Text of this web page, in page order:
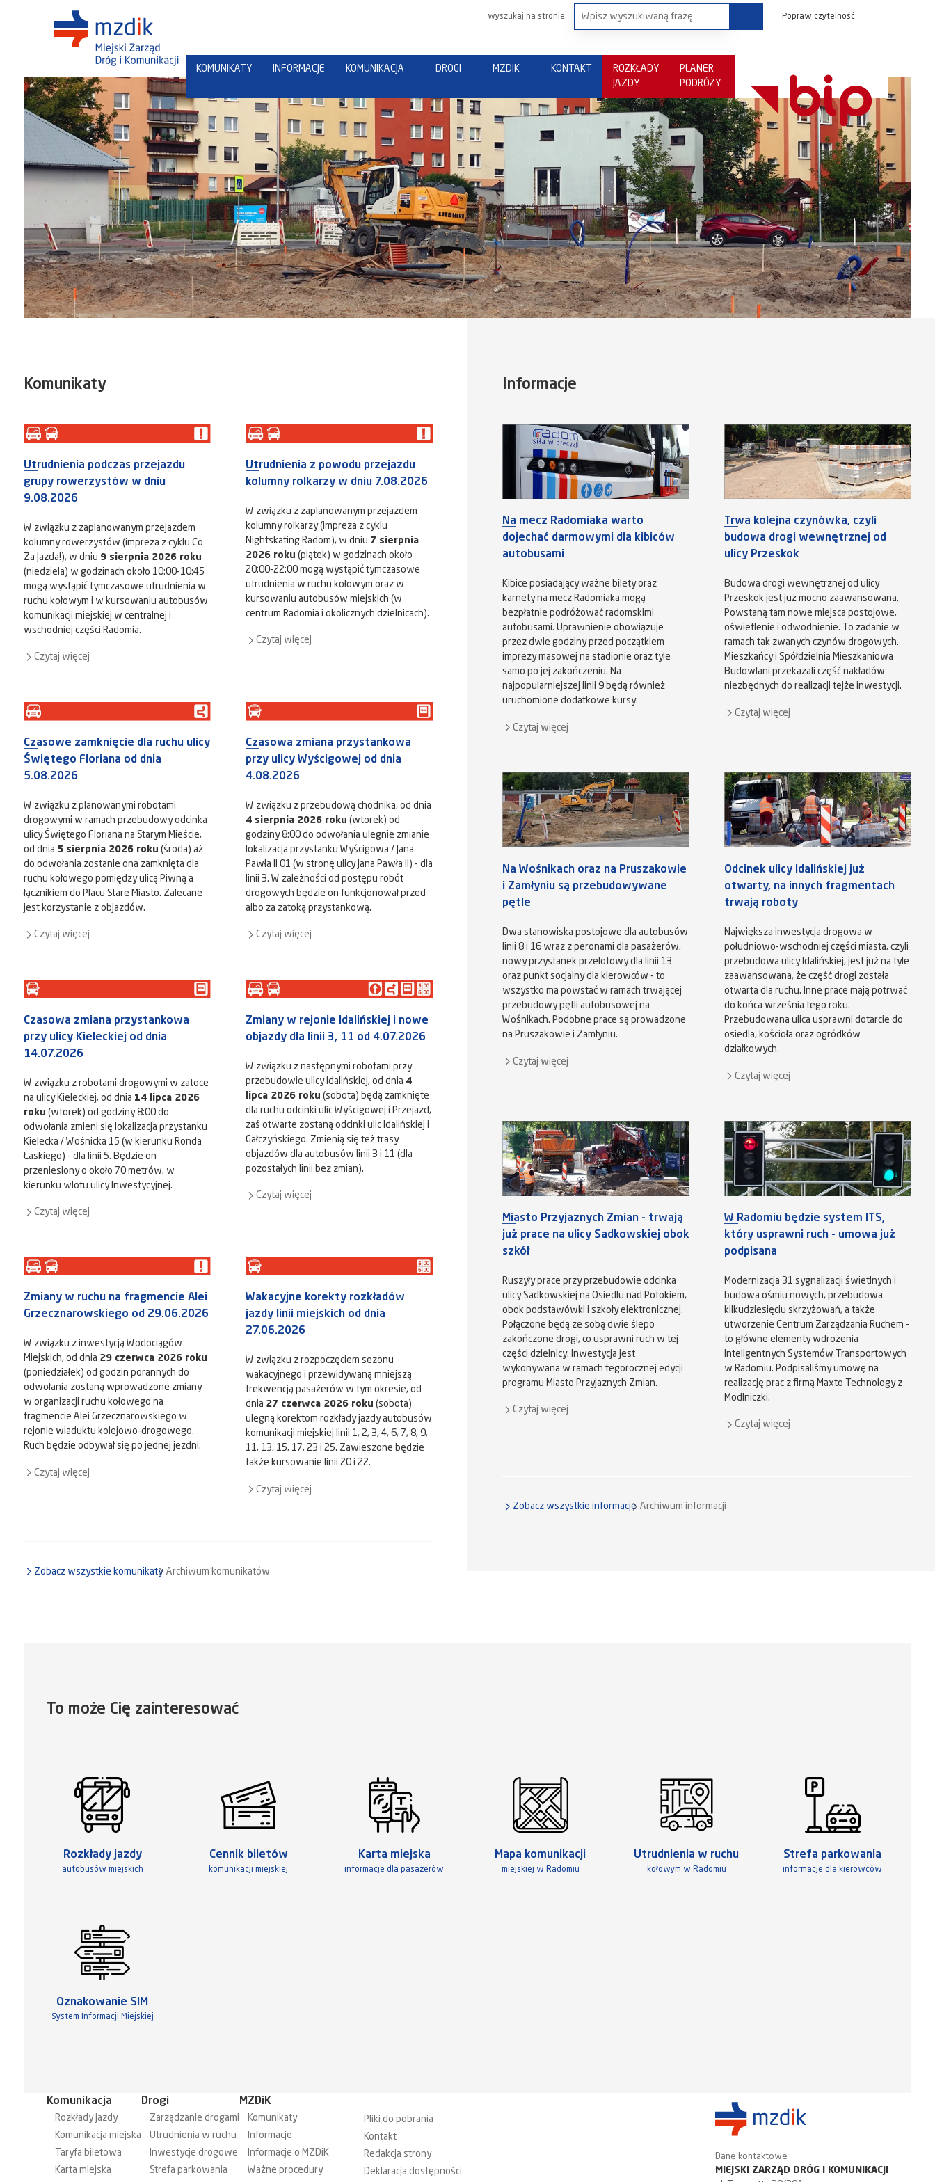
Popraw czytelność
KOMUNIKATY INFORMACJE KOMUNIKACJA DROGI MZDIK KONTAKT
ROZKŁADY
JAZDY
PLANER
PODRÓŻY
wyszukaj na stronie:
Komunikaty
Utrudnienia podczas przejazdu
grupy rowerzystów w dniu
9.08.2026
W związku z zaplanowanym przejazdem
kolumny rowerzystów (impreza z cyklu Co
Za Jazda!), w dniu 9 sierpnia 2026 roku
(niedziela) w godzinach około 10:00-10:45
mogą wystąpić tymczasowe utrudnienia w
ruchu kołowym i w kursowaniu autobusów
komunikacji miejskiej w centralnej i
wschodniej części Radomia.
Czytaj więcej
Utrudnienia z powodu przejazdu
kolumny rolkarzy w dniu 7.08.2026
W związku z zaplanowanym przejazdem
kolumny rolkarzy (impreza z cyklu
Nightskating Radom), w dniu 7 sierpnia
2026 roku (piątek) w godzinach około
20:00-22:00 mogą wystąpić tymczasowe
utrudnienia w ruchu kołowym oraz w
kursowaniu autobusów miejskich (w
centrum Radomia i okolicznych dzielnicach).
Czytaj więcej
Czasowe zamknięcie dla ruchu ulicy
Świętego Floriana od dnia
5.08.2026
W związku z planowanymi robotami
drogowymi w ramach przebudowy odcinka
ulicy Świętego Floriana na Starym Mieście,
od dnia 5 sierpnia 2026 roku (środa) aż
do odwołania zostanie ona zamknięta dla
ruchu kołowego pomiędzy ulicą Piwną a
łącznikiem do Placu Stare Miasto. Zalecane
jest korzystanie z objazdów.
Czytaj więcej
Czasowa zmiana przystankowa
przy ulicy Wyścigowej od dnia
4.08.2026
W związku z przebudową chodnika, od dnia
4 sierpnia 2026 roku (wtorek) od
godziny 8:00 do odwołania ulegnie zmianie
lokalizacja przystanku Wyścigowa / Jana
Pawła II 01 (w stronę ulicy Jana Pawła II) - dla
linii 3. W zależności od postępu robót
drogowych będzie on funkcjonował przed
albo za zatoką przystankową.
Czytaj więcej
Czasowa zmiana przystankowa
przy ulicy Kieleckiej od dnia
14.07.2026
W związku z robotami drogowymi w zatoce
na ulicy Kieleckiej, od dnia 14 lipca 2026
roku (wtorek) od godziny 8:00 do
odwołania zmieni się lokalizacja przystanku
Kielecka / Wośnicka 15 (w kierunku Ronda
Łaskiego) - dla linii 5. Będzie on
przeniesiony o około 70 metrów, w
kierunku wlotu ulicy Inwestycyjnej.
Czytaj więcej
Zmiany w rejonie Idalińskiej i nowe
objazdy dla linii 3, 11 od 4.07.2026
W związku z następnymi robotami przy
przebudowie ulicy Idalińskiej, od dnia 4
lipca 2026 roku (sobota) będą zamknięte
dla ruchu odcinki ulic Wyścigowej i Przejazd,
zaś otwarte zostaną odcinki ulic Idalińskiej i
Gałczyńskiego. Zmienią się też trasy
objazdów dla autobusów linii 3 i 11 (dla
pozostałych linii bez zmian).
Czytaj więcej
Zmiany w ruchu na fragmencie Alei
Grzecznarowskiego od 29.06.2026
W związku z inwestycją Wodociągów
Miejskich, od dnia 29 czerwca 2026 roku
(poniedziałek) od godzin porannych do
odwołania zostaną wprowadzone zmiany
w organizacji ruchu kołowego na
fragmencie Alei Grzecznarowskiego w
rejonie wiaduktu kolejowo-drogowego.
Ruch będzie odbywał się po jednej jezdni.
Czytaj więcej
Wakacyjne korekty rozkładów
jazdy linii miejskich od dnia
27.06.2026
W związku z rozpoczęciem sezonu
wakacyjnego i przewidywaną mniejszą
frekwencją pasażerów w tym okresie, od
dnia 27 czerwca 2026 roku (sobota)
ulegną korektom rozkłady jazdy autobusów
komunikacji miejskiej linii 1, 2, 3, 4, 6, 7, 8, 9,
11, 13, 15, 17, 23 i 25. Zawieszone będzie
także kursowanie linii 20 i 22.
Czytaj więcej
Zobacz wszystkie komunikaty Archiwum komunikatów
Informacje
Na mecz Radomiaka warto
dojechać darmowymi dla kibiców
autobusami
Kibice posiadający ważne bilety oraz
karnety na mecz Radomiaka mogą
bezpłatnie podróżować radomskimi
autobusami. Uprawnienie obowiązuje
przez dwie godziny przed początkiem
imprezy masowej na stadionie oraz tyle
samo po jej zakończeniu. Na
najpopularniejszej linii 9 będą również
uruchomione dodatkowe kursy.
Czytaj więcej
Trwa kolejna czynówka, czyli
budowa drogi wewnętrznej od
ulicy Przeskok
Budowa drogi wewnętrznej od ulicy
Przeskok jest już mocno zaawansowana.
Powstaną tam nowe miejsca postojowe,
oświetlenie i odwodnienie. To zadanie w
ramach tak zwanych czynów drogowych.
Mieszkańcy i Spółdzielnia Mieszkaniowa
Budowlani przekazali część nakładów
niezbędnych do realizacji tejże inwestycji.
Czytaj więcej
Na Wośnikach oraz na Pruszakowie
i Zamłyniu są przebudowywane
pętle
Dwa stanowiska postojowe dla autobusów
linii 8 i 16 wraz z peronami dla pasażerów,
nowy przystanek przelotowy dla linii 13
oraz punkt socjalny dla kierowców - to
wszystko ma powstać w ramach trwającej
przebudowy pętli autobusowej na
Wośnikach. Podobne prace są prowadzone
na Pruszakowie i Zamłyniu.
Czytaj więcej
Odcinek ulicy Idalińskiej już
otwarty, na innych fragmentach
trwają roboty
Największa inwestycja drogowa w
południowo-wschodniej części miasta, czyli
przebudowa ulicy Idalińskiej, jest już na tyle
zaawansowana, że część drogi została
otwarta dla ruchu. Inne prace mają potrwać
do końca września tego roku.
Przebudowana ulica usprawni dotarcie do
osiedla, kościoła oraz ogródków
działkowych.
Czytaj więcej
Miasto Przyjaznych Zmian - trwają
już prace na ulicy Sadkowskiej obok
szkół
Ruszyły prace przy przebudowie odcinka
ulicy Sadkowskiej na Osiedlu nad Potokiem,
obok podstawówki i szkoły elektronicznej.
Połączone będą ze sobą dwie ślepo
zakończone drogi, co usprawni ruch w tej
części dzielnicy. Inwestycja jest
wykonywana w ramach tegorocznej edycji
programu Miasto Przyjaznych Zmian.
Czytaj więcej
W Radomiu będzie system ITS,
który usprawni ruch - umowa już
podpisana
Modernizacja 31 sygnalizacji świetlnych i
budowa ośmiu nowych, przebudowa
kilkudziesięciu skrzyżowań, a także
utworzenie Centrum Zarządzania Ruchem -
to główne elementy wdrożenia
Inteligentnych Systemów Transportowych
w Radomiu. Podpisaliśmy umowę na
realizację prac z firmą Maxto Technology z
Modlniczki.
Czytaj więcej
Zobacz wszystkie informacje Archiwum informacji
To może Cię zainteresować
Rozkłady jazdy
autobusów miejskich
Cennik biletów
komunikacji miejskiej
Karta miejska
informacje dla pasażerów
Mapa komunikacji
miejskiej w Radomiu
Utrudnienia w ruchu
kołowym w Radomiu
Strefa parkowania
informacje dla kierowców
Oznakowanie SIM
System Informacji Miejskiej
Komunikacja
Rozkłady jazdy
Komunikacja miejska
Taryfa biletowa
Karta miejska
Drogi
Zarządzanie drogami
Utrudnienia w ruchu
Inwestycje drogowe
Strefa parkowania
MZDiK
Komunikaty
Informacje
Informacje o MZDiK
Ważne procedury
Pliki do pobrania
Kontakt
Redakcja strony
Deklaracja dostępności
Dane kontaktowe
MIEJSKI ZARZĄD DRÓG I KOMUNIKACJI